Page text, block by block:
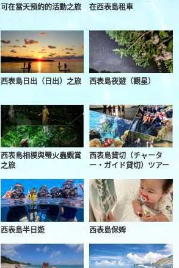
可在當天預約的活動之旅 在西表島租車
西表島日出（日出）之旅 西表島夜遊（觀星）
西表島相模與螢火蟲觀賞
之旅
西表島貸切（チャータ
ー・ガイド貸切）ツアー
西表島半日遊 西表島保姆